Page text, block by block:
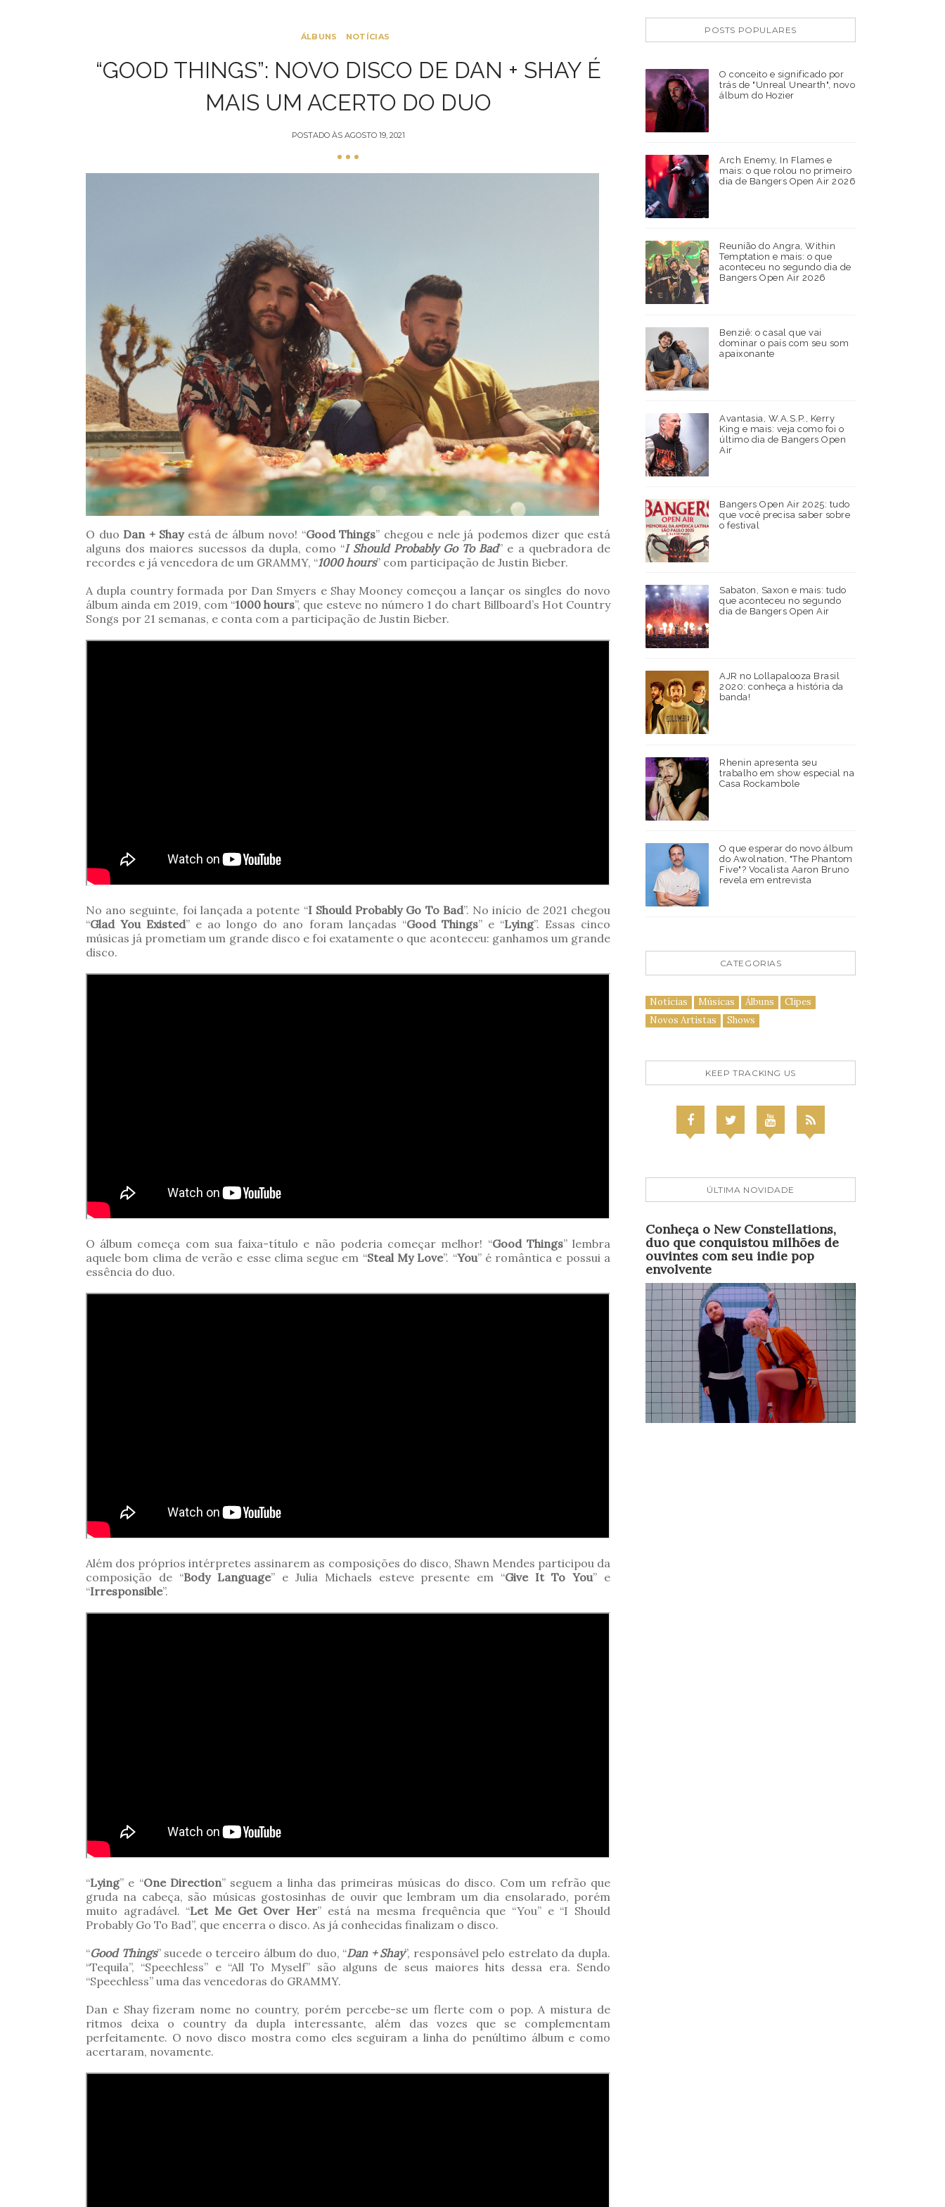
ÁLBUNS NOTÍCIAS
“GOOD THINGS”: NOVO DISCO DE DAN + SHAY É
MAIS UM ACERTO DO DUO
POSTADO ÀS AGOSTO 19, 2021
O duo Dan + Shayestá de álbum novo! “Good Things” chegou e nele já podemos dizer que está
alguns dos maiores sucessos da dupla, como “I Should Probably Go To Bad” e a quebradora de
recordes e já vencedora de um GRAMMY, “1000 hours” com participação de Justin Bieber.
A dupla country formada por Dan Smyers e Shay Mooney começou a lançar os singles do novo
álbum ainda em 2019, com “1000 hours”, que esteve no número 1 do chart Billboard’s Hot Country
Songs por 21 semanas, e conta com a participação de Justin Bieber.
No ano seguinte, foi lançada a potente “I Should Probably Go To Bad”. No início de 2021 chegou
“Glad You Existed” e ao longo do ano foram lançadas “Good Things” e “Lying”. Essas cinco
músicas já prometiam um grande disco e foi exatamente o que aconteceu: ganhamos um grande
disco.
O álbum começa com sua faixa-título e não poderia começar melhor! “Good Things” lembra
aquele bom clima de verão e esse clima segue em “Steal My Love”. “You” é romântica e possui a
essência do duo.
Além dos próprios intérpretes assinarem as composições do disco, Shawn Mendes participou da
composição de “Body Language” e Julia Michaels esteve presente em “Give It To You” e
“Irresponsible”.
“Lying” e “One Direction” seguem a linha das primeiras músicas do disco. Com um refrão que
gruda na cabeça, são músicas gostosinhas de ouvir que lembram um dia ensolarado, porém
muito agradável. “Let Me Get Over Her” está na mesma frequência que “You” e “I Should
Probably Go To Bad”, que encerra o disco. As já conhecidas finalizam o disco.
“Good Things” sucede o terceiro álbum do duo, “Dan + Shay”, responsável pelo estrelato da dupla.
“Tequila”, “Speechless” e “All To Myself” são alguns de seus maiores hits dessa era. Sendo
“Speechless” uma das vencedoras do GRAMMY.
Dan e Shay fizeram nome no country, porém percebe-se um flerte com o pop. A mistura de
ritmos deixa o country da dupla interessante, além das vozes que se complementam
perfeitamente. O novo disco mostra como eles seguiram a linha do penúltimo álbum e como
acertaram, novamente.
POSTS POPULARES
O conceito e significado por
trás de "Unreal Unearth", novo
álbum do Hozier
Arch Enemy, In Flames e
mais: o que rolou no primeiro
dia de Bangers Open Air 2026
Reunião do Angra, Within
Temptation e mais: o que
aconteceu no segundo dia de
Bangers Open Air 2026
Benziê: o casal que vai
dominar o país com seu som
apaixonante
Avantasia, W.A.S.P., Kerry
King e mais: veja como foi o
último dia de Bangers Open
Air
Bangers Open Air 2025: tudo
que você precisa saber sobre
o festival
Sabaton, Saxon e mais: tudo
que aconteceu no segundo
dia de Bangers Open Air
AJR no Lollapalooza Brasil
2020: conheça a história da
banda!
Rhenin apresenta seu
trabalho em show especial na
Casa Rockambole
O que esperar do novo álbum
do Awolnation, "The Phantom
Five"? Vocalista Aaron Bruno
revela em entrevista
CATEGORIAS
Notícias Músicas Álbuns
Clipes
Novos Artistas
Shows
KEEP TRACKING US
ÚLTIMA NOVIDADE
Conheça o New Constellations,
duo que conquistou milhões de
ouvintes com seu indie pop
envolvente